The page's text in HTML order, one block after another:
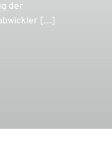
der
[…]